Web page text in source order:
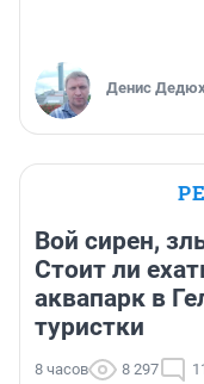
Денис
Вой сирен,
Стоит ли
аквапарк в
туристки
8 часов 8 297